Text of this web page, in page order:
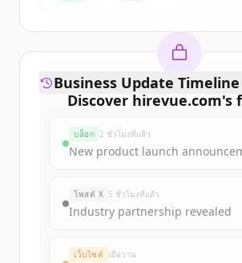
Discover hirevue.com's
Sign up for free to view all
New accounts include trial
get started.
Create Free
Business Update Timeline
บล็อก 2 ชั่วโมงที่แล้ว
New product launch
โพสต์ X 5 ชั่วโมงที่แล้ว
Industry partnership revealed
เว็บไซต์ เมื่อวาน